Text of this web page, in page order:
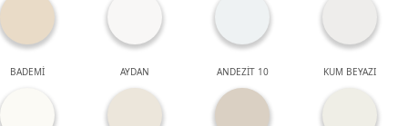
BADEMİ AYDAN ANDEZİT 10 KUM BEYAZI